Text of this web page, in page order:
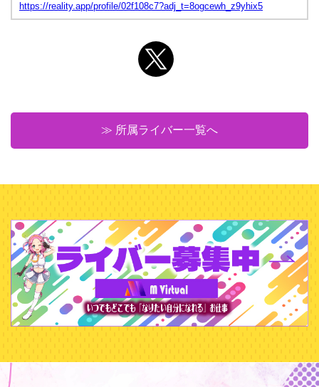
https://reality.app/profile/02f108c7?adj_t=8ogcewh_z9yhix5
≫ 所属ライバー一覧へ